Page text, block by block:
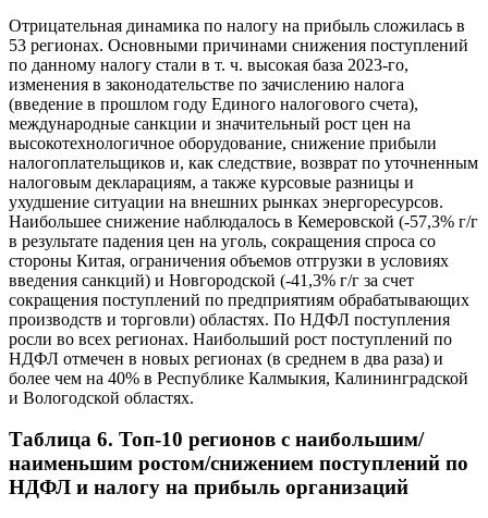
Отрицательная динамика по налогу на прибыль сложилась в
53 регионах. Основными причинами снижения поступлений
по данному налогу стали в т. ч. высокая база 2023-го,
изменения в законодательстве по зачислению налога
(введение в прошлом году Единого налогового счета),
международные санкции и значительный рост цен на
высокотехнологичное оборудование, снижение прибыли
налогоплательщиков и, как следствие, возврат по уточненным
налоговым декларациям, а также курсовые разницы и
ухудшение ситуации на внешних рынках энергоресурсов.
Наибольшее снижение наблюдалось в Кемеровской (-57,3% г/г
в результате падения цен на уголь, сокращения спроса со
стороны Китая, ограничения объемов отгрузки в условиях
введения санкций) и Новгородской (-41,3% г/г за счет
сокращения поступлений по предприятиям обрабатывающих
производств и торговли) областях. По НДФЛ поступления
росли во всех регионах. Наибольший рост поступлений по
НДФЛ отмечен в новых регионах (в среднем в два раза) и
более чем на 40% в Республике Калмыкия, Калининградской
и Вологодской областях.
Таблица 6. Топ-10 регионов с наибольшим/
наименьшим ростом/снижением поступлений по
НДФЛ и налогу на прибыль организаций